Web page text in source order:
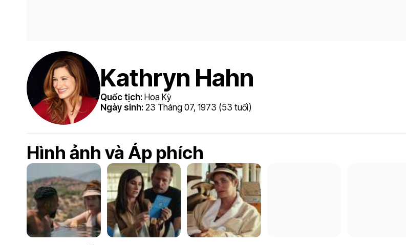
Kathryn Hahn
Quốc tịch: Hoa Kỳ
Ngày sinh: 23 Tháng 07, 1973 (53 tuổi)
Hình ảnh và Áp phích